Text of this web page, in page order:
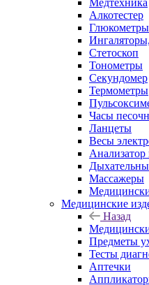
Медтехника
Алкотестер
Глюкометры
Стетоскоп
Тонометры
Секундомер
Термометры
Часы
Ланцеты
Весы
Анализатор
Массажеры
Медицинские
Назад
Предметы
Тесты
Аптечки